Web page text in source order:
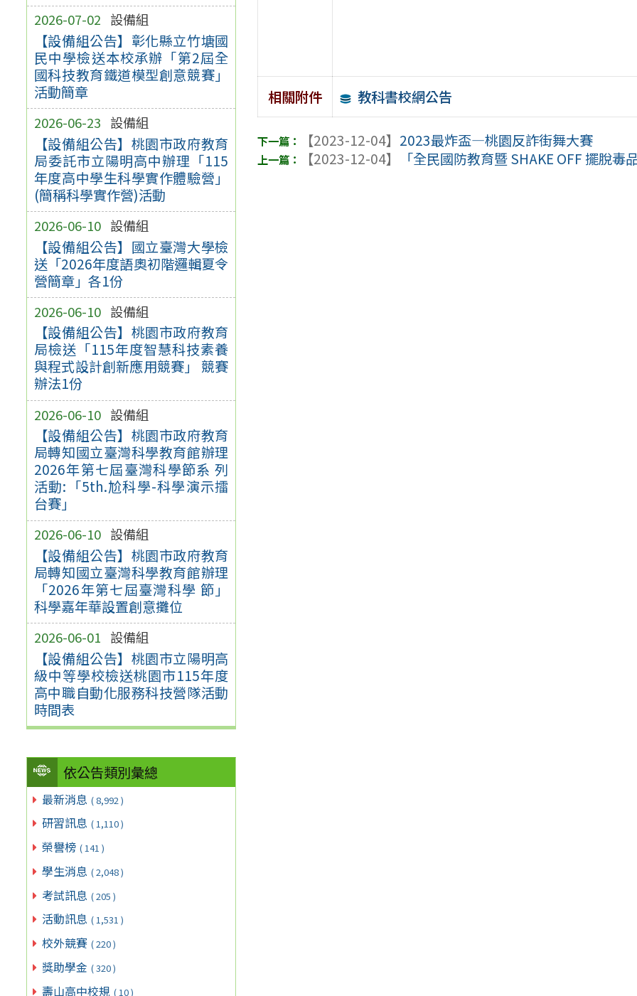
2026-07-02 設備組
【設備組公告】彰化縣立竹塘國
民中學檢送本校承辦「第2屆全
國科技教育鐵道模型創意競賽」
活動簡章
2026-06-23 設備組
【設備組公告】桃園市政府教育
局委託市立陽明高中辦理「115
年度高中學生科學實作體驗營」
(簡稱科學實作營)活動
2026-06-10 設備組
【設備組公告】國立臺灣大學檢
送「2026年度語奧初階邏輯夏令
營簡章」各1份
2026-06-10 設備組
【設備組公告】桃園市政府教育
局檢送「115年度智慧科技素養
與程式設計創新應用競賽」 競賽
辦法1份
2026-06-10 設備組
【設備組公告】桃園市政府教育
局轉知國立臺灣科學教育館辦理
2026年第七屆臺灣科學節系 列
活動:「5th.尬科學-科學演示擂
台賽」
2026-06-10 設備組
【設備組公告】桃園市政府教育
局轉知國立臺灣科學教育館辦理
「2026年第七屆臺灣科學 節」
科學嘉年華設置創意攤位
2026-06-01 設備組
【設備組公告】桃園市立陽明高
級中等學校檢送桃園市115年度
高中職自動化服務科技營隊活動
時間表
依公告類別彙總
最新消息 ( 8,992 )
研習訊息 ( 1,110 )
榮譽榜 ( 141 )
學生消息 ( 2,048 )
考試訊息 ( 205 )
活動訊息 ( 1,531 )
校外競賽 ( 220 )
獎助學金 ( 320 )
壽山高中校規 ( 10 )
相關附件 教科書校網公告
【2023-12-04】 2023最炸盃—桃園反詐街舞大賽
【2023-12-04】
「全民國防教育暨 SHAKE OFF 擺脫